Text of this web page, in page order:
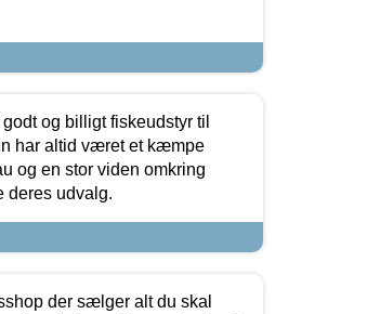
og billigt fiskeudstyr til
har altid været et kæmpe
og en stor viden omkring
deres udvalg.
der sælger alt du skal